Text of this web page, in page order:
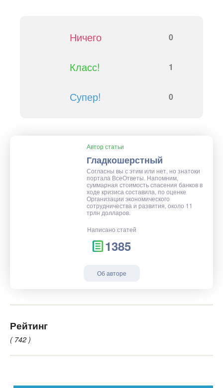
Ничего 0
Класс! 1
Супер! 0
Автор статьи
Гладкошерстный
Согласны вы с этим или нет, но знатоки
портала ВсеОтветы. Напомним,
суммарная стоимость спасения банков в
ходе кризиса составила, по оценке
Организации экономического
сотрудничества и развития, около 11
трлн долларов.
Написано статей
1385
Об авторе
Рейтинг
( 742 )